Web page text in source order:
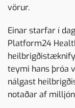
vörur.
Einar starfar í
Platform24
teymi hans þróa
nálgast
notaðar af